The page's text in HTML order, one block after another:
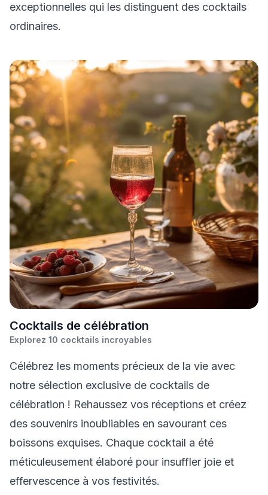
exceptionnelles qui les distinguent des cocktails
ordinaires.
Cocktails de célébration
Explorez 10 cocktails incroyables
Célébrez les moments précieux de la vie avec
notre sélection exclusive de cocktails de
célébration ! Rehaussez vos réceptions et créez
des souvenirs inoubliables en savourant ces
boissons exquises. Chaque cocktail a été
méticuleusement élaboré pour insuffler joie et
effervescence à vos festivités.